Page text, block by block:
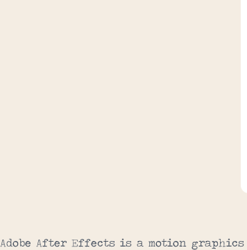
Adobe After Effects is a motion